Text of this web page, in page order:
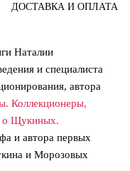
ДОСТАВКА И ОПЛАТА
Наталии
и специалиста
автора
Коллекционеры,
о Щукиных.
и автора первых
и Морозовых